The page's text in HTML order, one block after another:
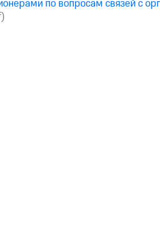
по вопросам связей с